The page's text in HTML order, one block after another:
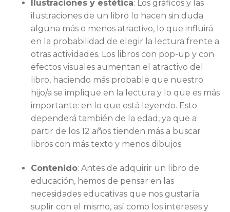
Ilustraciones y estética: Los gráficos y las
ilustraciones de un libro lo hacen sin duda
alguna más o menos atractivo, lo que influirá
en la probabilidad de elegir la lectura frente a
otras actividades. Los libros con pop-up y con
efectos visuales aumentan el atractivo del
libro, haciendo más probable que nuestro
hijo/a se implique en la lectura y lo que es más
importante: en lo que está leyendo. Esto
dependerá también de la edad, ya que a
partir de los 12 años tienden más a buscar
libros con más texto y menos dibujos.
Contenido: Antes de adquirir un libro de
educación, hemos de pensar en las
necesidades educativas que nos gustaría
suplir con el mismo, así como los intereses y